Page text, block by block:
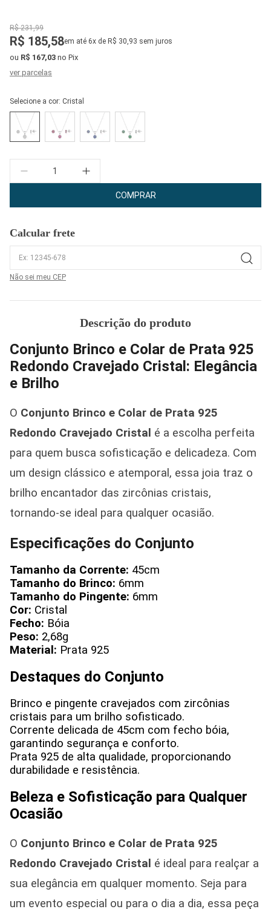
R$ 231,99
R$ 185,58em até 6x de R$ 30,93 sem juros
ou R$ 167,03 no Pix
ver parcelas
Selecione a cor: Cristal
Quantidade
COMPRAR
Calcular frete
Não sei meu CEP
Descrição do produto
Conjunto Brinco e Colar de Prata 925
Redondo Cravejado Cristal: Elegância
e Brilho
O Conjunto Brinco e Colar de Prata 925
Redondo Cravejado Cristal é a escolha perfeita
para quem busca sofisticação e delicadeza. Com
um design clássico e atemporal, essa joia traz o
brilho encantador das zircônias cristais,
tornando-se ideal para qualquer ocasião.
Especificações do Conjunto
Tamanho da Corrente: 45cm
Tamanho do Brinco: 6mm
Tamanho do Pingente: 6mm
Cor: Cristal
Fecho: Bóia
Peso: 2,68g
Material: Prata 925
Destaques do Conjunto
Brinco e pingente cravejados com zircônias
cristais para um brilho sofisticado.
Corrente delicada de 45cm com fecho bóia,
garantindo segurança e conforto.
Prata 925 de alta qualidade, proporcionando
durabilidade e resistência.
Beleza e Sofisticação para Qualquer
Ocasião
O Conjunto Brinco e Colar de Prata 925
Redondo Cravejado Cristal é ideal para realçar a
sua elegância em qualquer momento. Seja para
um evento especial ou para o dia a dia, essa peça